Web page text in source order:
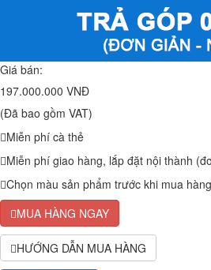
Giá bán:
197.000.000 VNĐ
(Đã bao gồm VAT)
Miễn phí cà thẻ
Miễn phí giao hàng, lắp đặt nội thành
Chọn màu sản phẩm trước khi mua hàng
MUA HÀNG NGAY
HƯỚNG DẪN MUA HÀNG